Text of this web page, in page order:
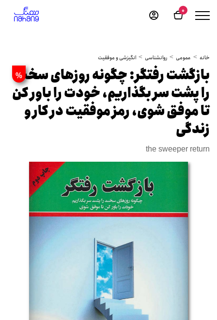
0
خانه عمومی روانشناسی انگیزشی و موفقیت
%
بازگشت رفتگر: چگونه روزهای سخت
را پشت سر بگذاریم، خودت را باور کن
تا موفق شوی، رمز موفقیت در کار و
زندگی
the sweeper return